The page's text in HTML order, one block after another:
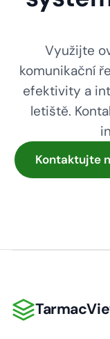
Využijte
komunikační
efektivity a
letiště.
Kontaktujte
TarmacView